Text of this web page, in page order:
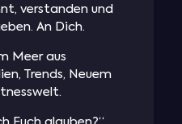
verstanden und
An Dich.
Meer aus
Trends, Neuem